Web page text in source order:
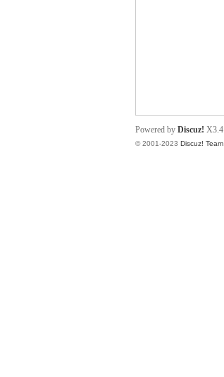
Powered by Discuz! X3.4
© 2001-2023 Discuz! Team